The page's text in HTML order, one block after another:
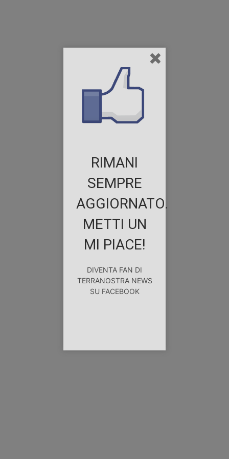
RIMANI
SEMPRE
AGGIORNATO.
METTI UN
MI PIACE!
DIVENTA FAN DI
TERRANOSTRA NEWS
SU FACEBOOK